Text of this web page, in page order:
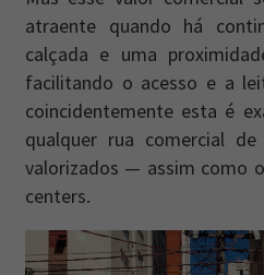
atraente quando há
calçada e uma
facilitando o acesso e a
coincidentemente esta é
qualquer rua comercial
valorizados — assim como
centers.